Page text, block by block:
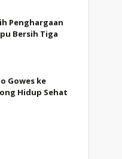
Penghargaan
Bersih Tiga
Gowes ke
Hidup Sehat